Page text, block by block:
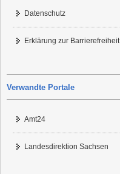
Datenschutz
Erklärung zur Barrierefreiheit
Verwandte Portale
Amt24
Landesdirektion Sachsen